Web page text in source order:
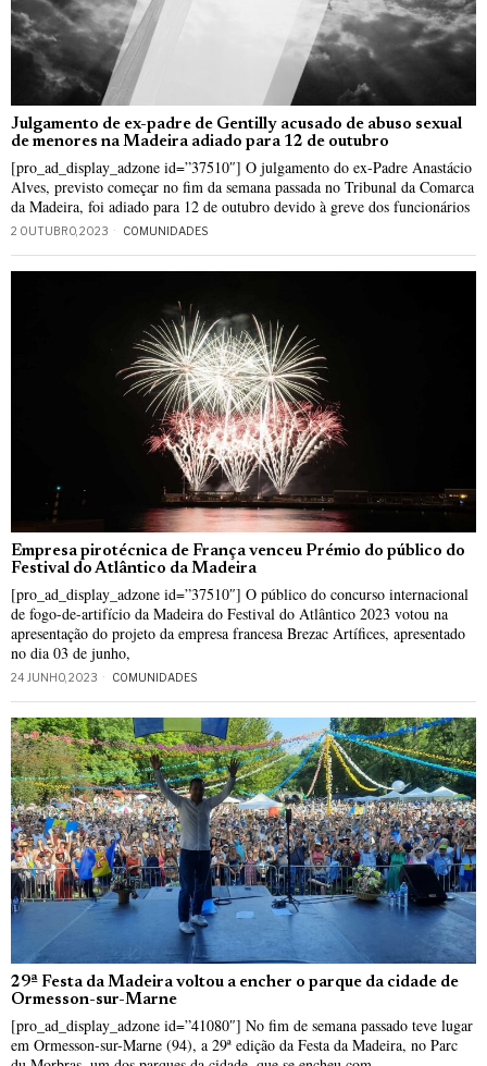
Julgamento de ex-padre de Gentilly acusado de abuso sexual
de menores na Madeira adiado para 12 de outubro
[pro_ad_display_adzone id=”37510″] O julgamento do ex-Padre Anastácio
Alves, previsto começar no fim da semana passada no Tribunal da Comarca
da Madeira, foi adiado para 12 de outubro devido à greve dos funcionários
2 OUTUBRO, 2023 COMUNIDADES
Empresa pirotécnica de França venceu Prémio do público do
Festival do Atlântico da Madeira
[pro_ad_display_adzone id=”37510″] O público do concurso internacional
de fogo-de-artifício da Madeira do Festival do Atlântico 2023 votou na
apresentação do projeto da empresa francesa Brezac Artífices, apresentado
no dia 03 de junho,
24 JUNHO, 2023 COMUNIDADES
29ª Festa da Madeira voltou a encher o parque da cidade de
Ormesson-sur-Marne
[pro_ad_display_adzone id=”41080″] No fim de semana passado teve lugar
em Ormesson-sur-Marne (94), a 29ª edição da Festa da Madeira, no Parc